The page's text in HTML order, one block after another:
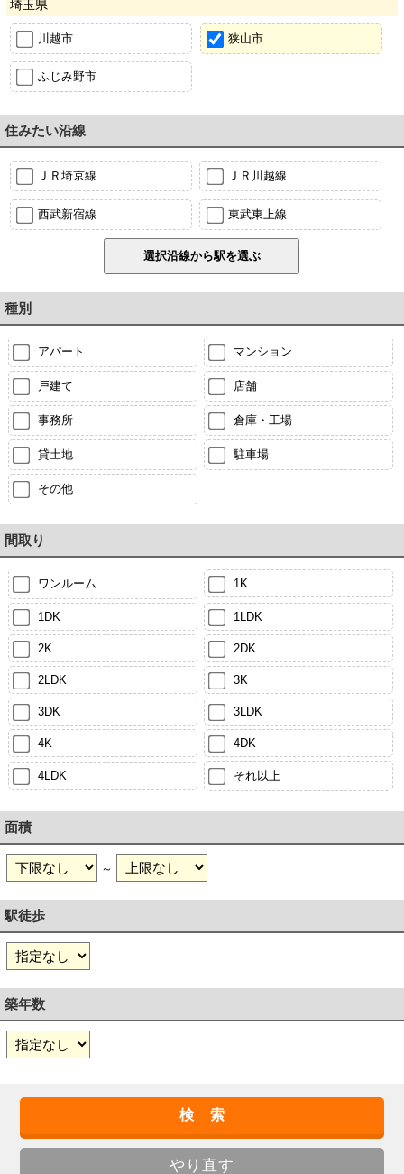
埼玉県
川越市 狭山市
ふじみ野市
住みたい沿線
ＪＲ埼京線 ＪＲ川越線
西武新宿線 東武東上線
種別
アパート マンション
戸建て 店舗
事務所 倉庫・工場
貸土地 駐車場
その他
間取り
ワンルーム 1K
1DK 1LDK
2K 2DK
2LDK 3K
3DK 3LDK
4K 4DK
4LDK それ以上
面積
～
駅徒歩
築年数